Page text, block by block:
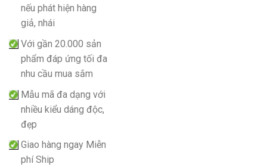
nếu phát hiện hàng
giả, nhái
Với gần 20.000 sản
phẩm đáp ứng tối đa
nhu cầu mua sắm
Mẫu mã đa dạng với
nhiều kiểu dáng độc,
đẹp
Giao hàng ngay Miễn
phí Ship